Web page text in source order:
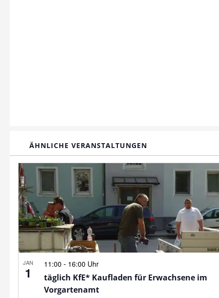
ÄHNLICHE VERANSTALTUNGEN
JAN
1
11:00 - 16:00 Uhr
täglich KfE* Kaufladen für Erwachsene im
Vorgartenamt